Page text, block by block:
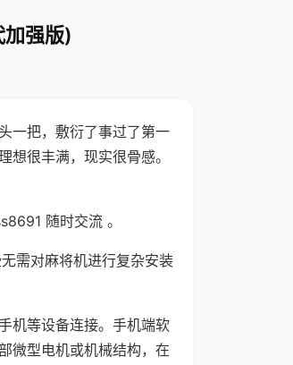
强版)
一把，敷衍了事过了第一
很丰满，现实很骨感。
随时交流 。
需对麻将机进行复杂安装
机等设备连接。手机端软
微型电机或机械结构，在